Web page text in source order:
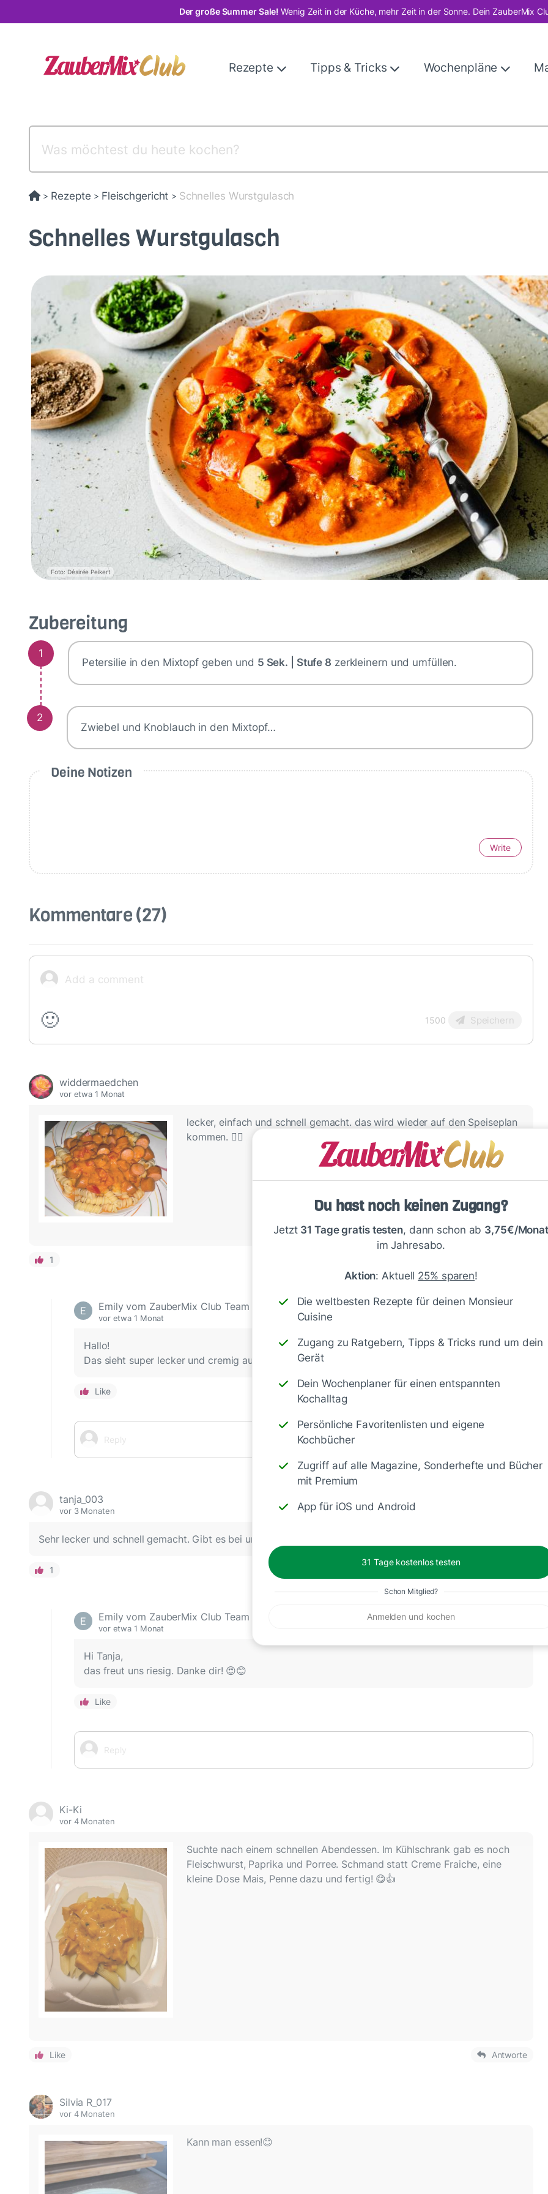
zum
Der große Summer Sale! Wenig Zeit in der Küche, mehr Zeit in der Sonne. Dein ZauberMix
Rezepte Tipps & Tricks Wochenpläne
> Rezepte > Fleischgericht > Schnelles Wurstgulasch
Schnelles Wurstgulasch
Foto: Désirée Peikert
Du hast noch keinen Zugang?
Jetzt 31 Tage gratis testen, dann schon ab 3,75€/
im Jahresabo.
Aktion: Aktuell 25% sparen!
Die weltbesten Rezepte für deinen Monsieur
Cuisine
Zugang zu Ratgebern, Tipps & Tricks rund um dein
Gerät
Dein Wochenplaner für einen entspannten
Kochalltag
Persönliche Favoritenlisten und eigene
Kochbücher
Zugriff auf alle Magazine, Sonderhefte und Bücher
mit Premium
App für iOS und Android
31 Tage kostenlos testen
Schon Mitglied?
Anmelden und kochen
Zubereitung
1
Petersilie in den Mixtopf geben und 5 Sek. | Stufe 8 zerkleinern und umfüllen.
2
Zwiebel und Knoblauch in den Mixtopf…
Deine Notizen
Write
Kommentare(27)
🙂 1500 Speichern
widdermaedchen
vor etwa 1 Monat
lecker, einfach und schnell gemacht. das wird wieder auf den Speiseplan
kommen. 👍🏻
1
Emily vom ZauberMix Club Team
vor etwa 1 Monat
Hallo!
Das sieht super lecker und cremig aus! 😍 Danke für dein Feedback. Das freut uns riesig! 😊
Like
tanja_003
vor 3 Monaten
Sehr lecker und schnell gemacht. Gibt es bei uns öfter zu essen da alle es mögen.
1
Emily vom ZauberMix Club Team
vor etwa 1 Monat
Hi Tanja,
das freut uns riesig. Danke dir! 😍😊
Like
Ki-Ki
vor 4 Monaten
Suchte nach einem schnellen Abendessen. Im Kühlschrank gab es noch
Fleischwurst, Paprika und Porree. Schmand statt Creme Fraiche, eine
kleine Dose Mais, Penne dazu und fertig! 😋👍
Like Antworte
Silvia R_017
vor 4 Monaten
Kann man essen!😊